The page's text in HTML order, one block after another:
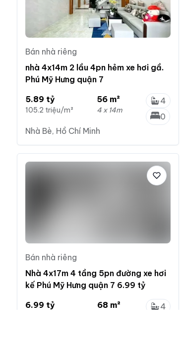
Bán nhà riêng
nhà 4x14m 2 lầu 4pn hẻm xe hơi gầ.
Phú Mỹ Hưng quận 7
5.89 tỷ
105.2 triệu/m²
56 m²
4 x 14m
4
0
Nhà Bè, Hồ Chí Minh
Bán nhà riêng
Nhà 4x17m 4 tầng 5pn đường xe hơi
kế Phú Mỹ Hưng quận 7 6.99 tỷ
6.99 tỷ
68 m²
4